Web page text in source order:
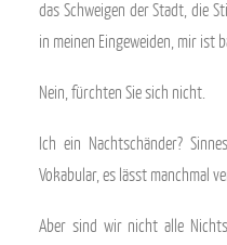
das Schweigen der Stadt, die
in meinen Eingeweiden, mir ist
Nein, fürchten Sie sich nicht.
Ich ein Nachtschänder?
Vokabular, es lässt manchmal
Aber sind wir nicht alle